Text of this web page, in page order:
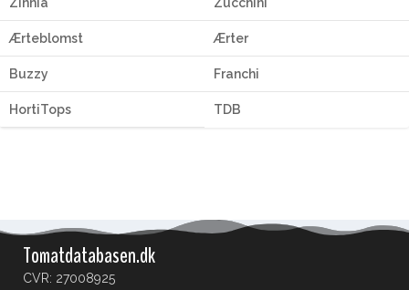
Ærteblomst Ærter
Buzzy Franchi
HortiTops TDB
Tomatdatabasen.dk
CVR: 27008925